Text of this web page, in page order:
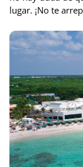
lugar. ¡No te